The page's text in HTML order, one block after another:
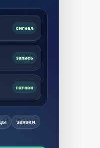
сигнал
запись
готово
заявки